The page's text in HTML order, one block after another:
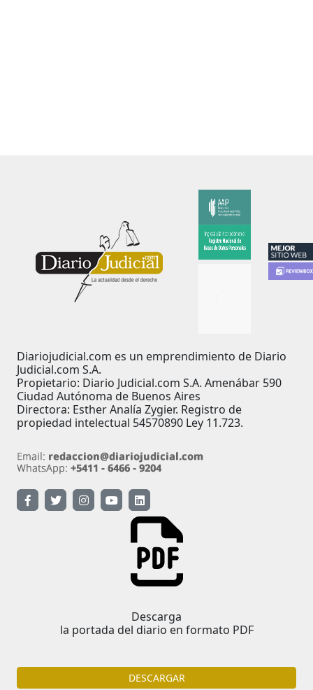
Diariojudicial.com es un emprendimiento de Diario
Judicial.com S.A.
Propietario: Diario Judicial.com S.A. Amenábar 590
Ciudad Autónoma de Buenos Aires
Directora: Esther Analía Zygier. Registro de
propiedad intelectual 54570890 Ley 11.723.
Descarga
la portada del diario en formato PDF
DESCARGAR